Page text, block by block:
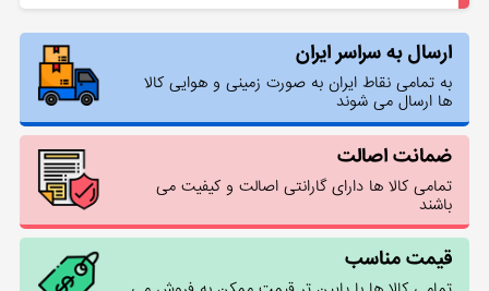
ارسال به سراسر ایران
به تمامی نقاط ایران به صورت زمینی و هوایی کالا
ها ارسال می شوند
ضمانت اصالت
تمامی کالا ها دارای گارانتی اصالت و کیفیت می
باشند
قیمت مناسب